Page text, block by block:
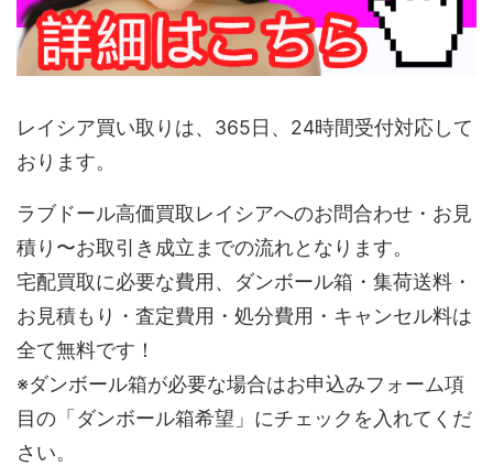
レイシア買い取りは、365日、24時間受付対応して
おります。
ラブドール高価買取レイシアへのお問合わせ・お見
積り〜お取引き成立までの流れとなります。
宅配買取に必要な費用、ダンボール箱・集荷送料・
お見積もり・査定費用・処分費用・キャンセル料は
全て無料です！
※ダンボール箱が必要な場合はお申込みフォーム項
目の「ダンボール箱希望」にチェックを入れてくだ
さい。